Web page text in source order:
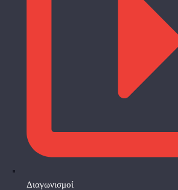
Διαγωνισμοί